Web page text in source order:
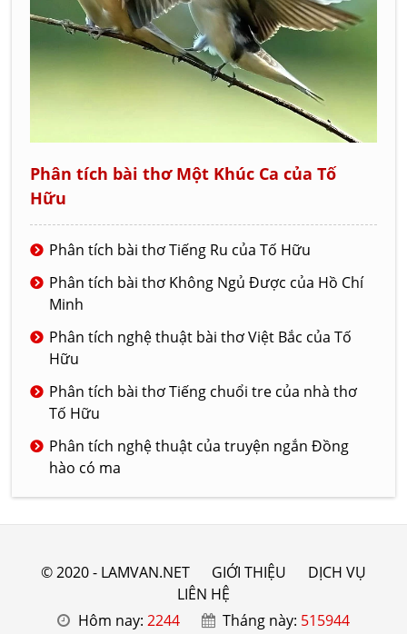
Phân tích bài thơ Một Khúc Ca của Tố
Hữu
Phân tích bài thơ Tiếng Ru của Tố Hữu
Phân tích bài thơ Không Ngủ Được của Hồ Chí
Minh
Phân tích nghệ thuật bài thơ Việt Bắc của Tố
Hữu
Phân tích bài thơ Tiếng chuổi tre của nhà thơ
Tố Hữu
Phân tích nghệ thuật của truyện ngắn Đồng
hào có ma
© 2020 - LAMVAN.NET GIỚI THIỆU
DỊCH VỤ
LIÊN HỆ
Hôm nay: 2244 Tháng này: 515944